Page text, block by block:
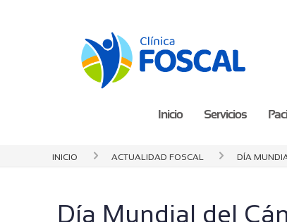
Inicio Servicios
Inicio Actualidad Foscal Día
Día Mundial del